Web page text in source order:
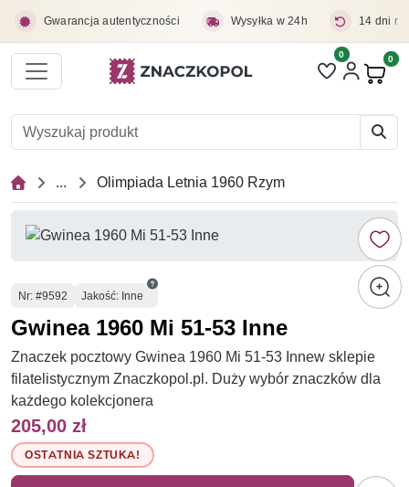
Gwarancja autentyczności Wysyłka w 24h 14 dni
Liczba pozycji
0 0
... Olimpiada Letnia 1960 Rzym
Numer
Nr: #9592 Jakość: Inne
Gwinea 1960 Mi 51-53 Inne
Znaczek pocztowy Gwinea 1960 Mi 51-53 Innew sklepie
filatelistycznym Znaczkopol.pl. Duży wybór znaczków dla
każdego kolekcjonera
205,00 zł
OSTATNIA SZTUKA!